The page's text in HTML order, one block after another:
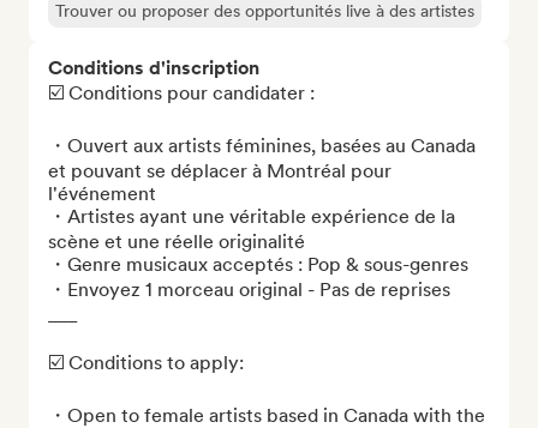
Trouver ou proposer des opportunités live à des artistes
Conditions d'inscription
☑️ Conditions pour candidater :
・Ouvert aux artists féminines, basées au Canada
et pouvant se déplacer à Montréal pour
l'événement
・Artistes ayant une véritable expérience de la
scène et une réelle originalité
・Genre musicaux acceptés : Pop & sous-genres
・Envoyez 1 morceau original - Pas de reprises
☑️ Conditions to apply:
・Open to female artists based in Canada with the